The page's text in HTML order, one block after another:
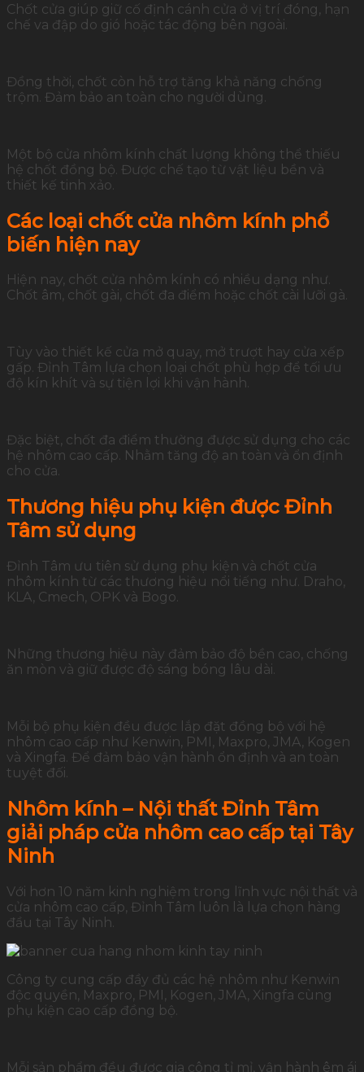
Chốt cửa giúp giữ cố định cánh cửa ở vị trí đóng, hạn
chế va đập do gió hoặc tác động bên ngoài.
Đồng thời, chốt còn hỗ trợ tăng khả năng chống
trộm. Đảm bảo an toàn cho người dùng.
Một bộ cửa nhôm kính chất lượng không thể thiếu
hệ chốt đồng bộ. Được chế tạo từ vật liệu bền và
thiết kế tinh xảo.
Các loại chốt cửa nhôm kính phổ
biến hiện nay
Hiện nay, chốt cửa nhôm kính có nhiều dạng như.
Chốt âm, chốt gài, chốt đa điểm hoặc chốt cài lưỡi gà.
Tùy vào thiết kế cửa mở quay, mở trượt hay cửa xếp
gấp. Đỉnh Tâm lựa chọn loại chốt phù hợp để tối ưu
độ kín khít và sự tiện lợi khi vận hành.
Đặc biệt, chốt đa điểm thường được sử dụng cho các
hệ nhôm cao cấp. Nhằm tăng độ an toàn và ổn định
cho cửa.
Thương hiệu phụ kiện được Đỉnh
Tâm sử dụng
Đỉnh Tâm ưu tiên sử dụng phụ kiện và chốt cửa
nhôm kính từ các thương hiệu nổi tiếng như. Draho,
KLA, Cmech, OPK và Bogo.
Những thương hiệu này đảm bảo độ bền cao, chống
ăn mòn và giữ được độ sáng bóng lâu dài.
Mỗi bộ phụ kiện đều được lắp đặt đồng bộ với hệ
nhôm cao cấp như Kenwin, PMI, Maxpro, JMA, Kogen
và Xingfa. Để đảm bảo vận hành ổn định và an toàn
tuyệt đối.
Nhôm kính – Nội thất Đỉnh Tâm
giải pháp cửa nhôm cao cấp tại Tây
Ninh
Với hơn 10 năm kinh nghiệm trong lĩnh vực nội thất và
cửa nhôm cao cấp, Đỉnh Tâm luôn là lựa chọn hàng
đầu tại Tây Ninh.
Công ty cung cấp đầy đủ các hệ nhôm như Kenwin
độc quyền, Maxpro, PMI, Kogen, JMA, Xingfa cùng
phụ kiện cao cấp đồng bộ.
Mỗi sản phẩm đều được gia công tỉ mỉ, vận hành êm ái